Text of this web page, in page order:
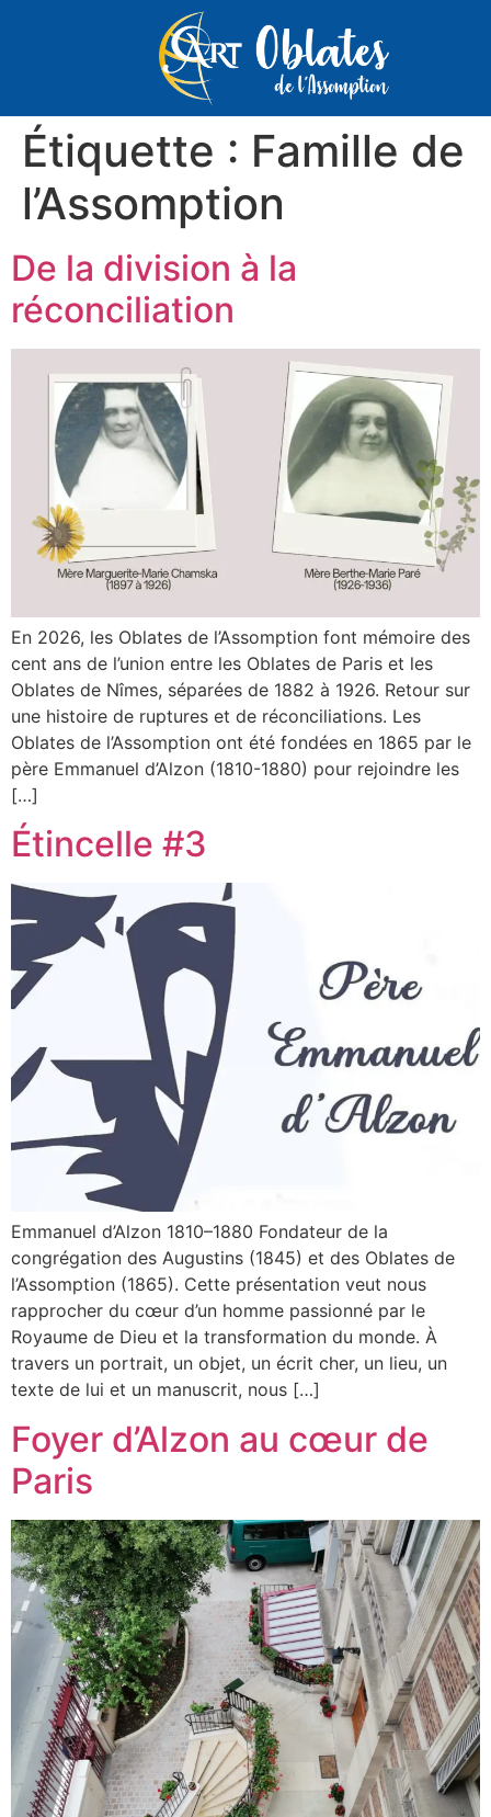
Étiquette : Famille de
l’Assomption
De la division à la
réconciliation
En 2026, les Oblates de l’Assomption font mémoire des
cent ans de l’union entre les Oblates de Paris et les
Oblates de Nîmes, séparées de 1882 à 1926. Retour sur
une histoire de ruptures et de réconciliations. Les
Oblates de l’Assomption ont été fondées en 1865 par le
père Emmanuel d’Alzon (1810-1880) pour rejoindre les
[…]
Étincelle #3
Emmanuel d’Alzon 1810–1880 Fondateur de la
congrégation des Augustins (1845) et des Oblates de
l’Assomption (1865). Cette présentation veut nous
rapprocher du cœur d’un homme passionné par le
Royaume de Dieu et la transformation du monde. À
travers un portrait, un objet, un écrit cher, un lieu, un
texte de lui et un manuscrit, nous […]
Foyer d’Alzon au cœur de
Paris